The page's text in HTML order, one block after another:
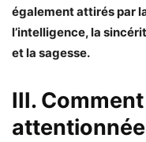
également attirés par
l’intelligence, la
et la sagesse.
III.